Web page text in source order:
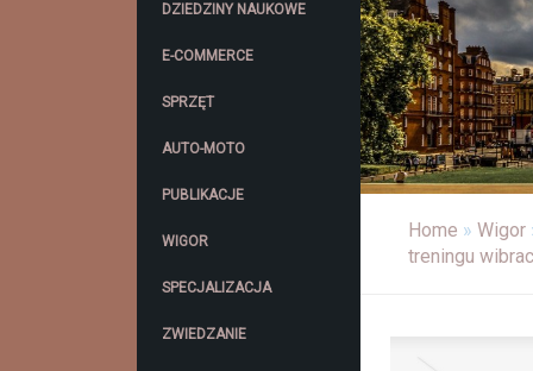
DZIEDZINY NAUKOWE
E-COMMERCE
SPRZĘT
AUTO-MOTO
PUBLIKACJE
WIGOR
SPECJALIZACJA
ZWIEDZANIE
Home » Wigor
treningu